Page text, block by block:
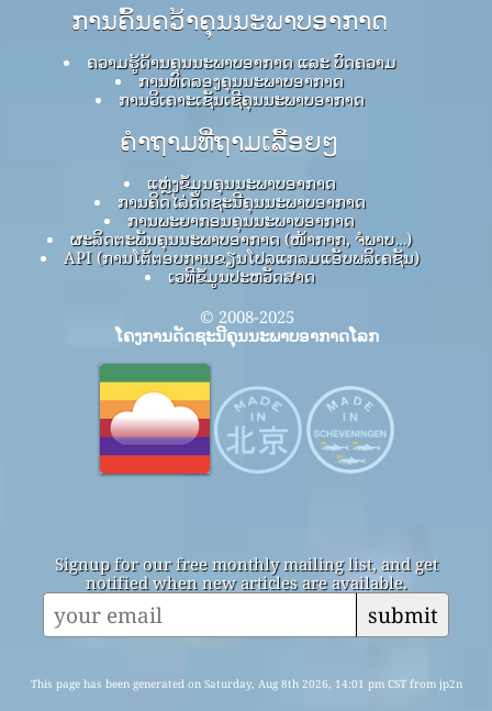
ການຄົ້ນຄວ້າຄຸນນະພາບອາກາດ
ຄວາມຮູ້ດ້ານຄຸນນະພາບອາກາດ ແລະ ບົດຄວາມ
ການທົດລອງຄຸນນະພາບອາກາດ
ການວິເຄາະເຊັນເຊີຄຸນນະພາບອາກາດ
ຄໍາຖາມທີ່ຖາມເລື້ອຍໆ
ແຫຼ່ງຂໍ້ມູນຄຸນນະພາບອາກາດ
ການຄິດໄລ່ດັດຊະນີຄຸນນະພາບອາກາດ
ການພະຍາກອນຄຸນນະພາບອາກາດ
ຜະລິດຕະພັນຄຸນນະພາບອາກາດ (ໜ້າກາກ, ຈໍພາບ…)
API (ການໂຕ້ຕອບການຂຽນໂປລແກລມແອັບພລິເຄຊັນ)
ເວທີຂໍ້ມູນປະຫວັດສາດ
© 2008-2025
ໂຄງການດັດຊະນີຄຸນນະພາບອາກາດໂລກ
Signup for our free monthly mailing list, and get
notified when new articles are available.
submit
This page has been generated on Saturday, Aug 8th 2026, 14:01 pm CST from jp2n